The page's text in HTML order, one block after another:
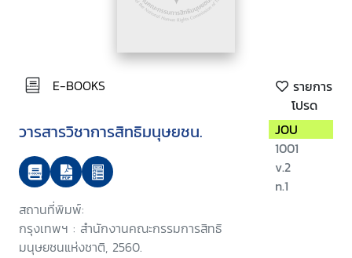
E-BOOKS
รายการ
โปรด
วารสารวิชาการสิทธิมนุษยชน.
สถานที่พิมพ์:
กรุงเทพฯ : สำนักงานคณะกรรมการสิทธิ
มนุษยชนแห่งชาติ, 2560.
JOU
1001
v.2
n.1